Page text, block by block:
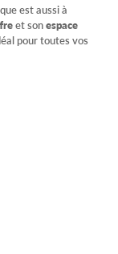
est aussi à
et sonespace
pour toutes vos